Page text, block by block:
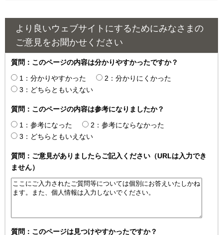
より良いウェブサイトにするためにみなさまの
ご意見をお聞かせください
質問：このページの内容は分かりやすかったですか？
1：分かりやすかった
2：分かりにくかった
3：どちらともいえない
質問：このページの内容は参考になりましたか？
1：参考になった
2：参考にならなかった
3：どちらともいえない
質問：ご意見がありましたらご記入ください（URLは入力でき
ません）
質問：このページは見つけやすかったですか？